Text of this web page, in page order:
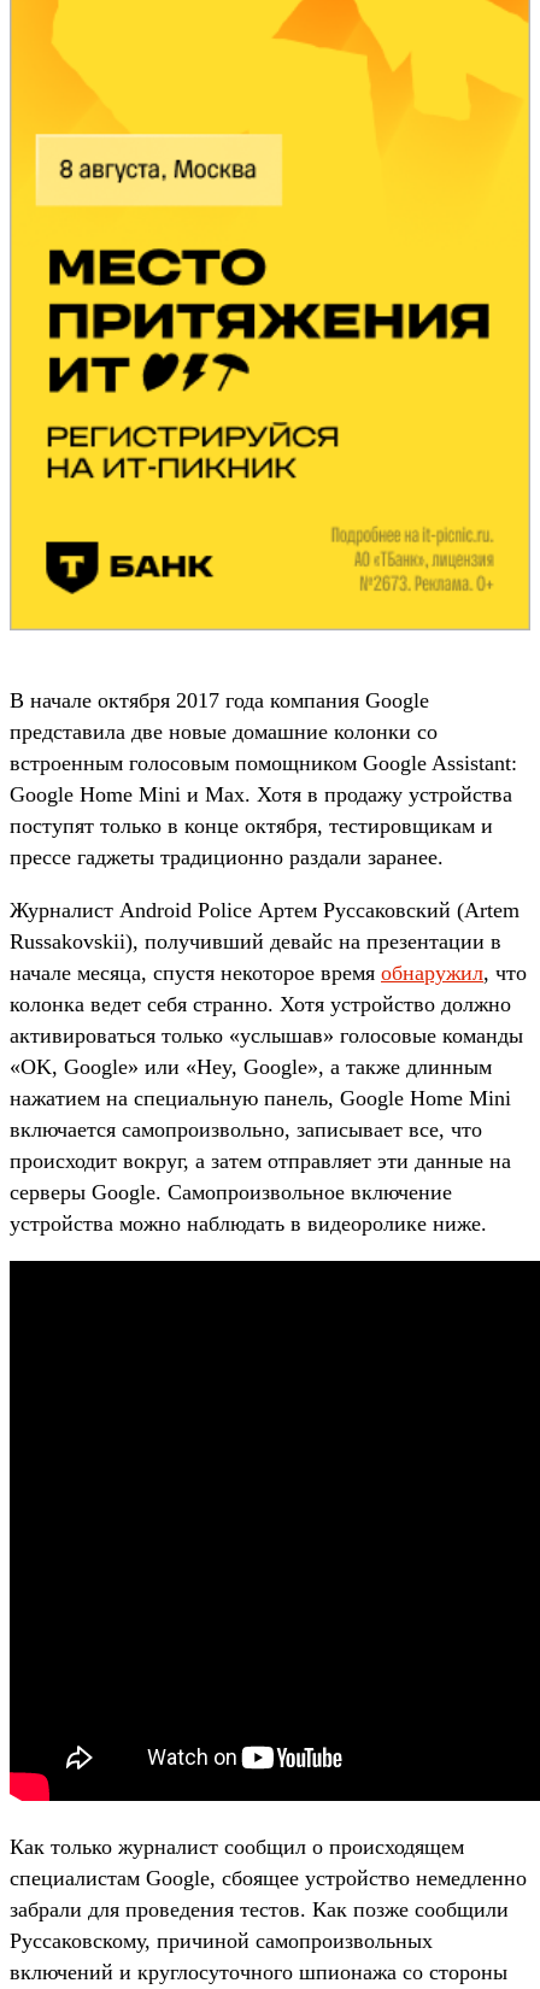
В начале октября 2017 года компания Google
представила две новые домашние колонки со
встроенным голосовым помощником Google Assistant:
Google Home Mini и Max. Хотя в продажу устройства
поступят только в конце октября, тестировщикам и
прессе гаджеты традиционно раздали заранее.
Журналист Android Police Артем Руссаковский (Artem
Russakovskii), получивший девайс на презентации в
начале месяца, спустя некоторое время обнаружил, что
колонка ведет себя странно. Хотя устройство должно
активироваться только «услышав» голосовые команды
«OK, Google» или «Hey, Google», а также длинным
нажатием на специальную панель, Google Home Mini
включается самопроизвольно, записывает все, что
происходит вокруг, а затем отправляет эти данные на
серверы Google. Самопроизвольное включение
устройства можно наблюдать в видеоролике ниже.
Как только журналист сообщил о происходящем
специалистам Google, сбоящее устройство немедленно
забрали для проведения тестов. Как позже сообщили
Руссаковскому, причиной самопроизвольных
включений и круглосуточного шпионажа со стороны